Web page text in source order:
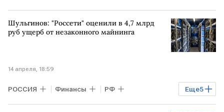
Шульгинов: "Россети" оценили в 4,7 млрд
руб ущерб от незаконного майнинга
14 апреля, 18:59
Еще5
РОССИЯ Финансы РФ
Дагестан Северная Осетия